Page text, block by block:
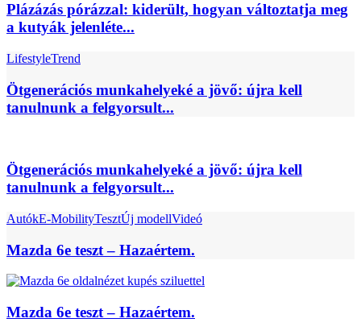
Plázázás pórázzal: kiderült, hogyan változtatja meg
a kutyák jelenléte...
LifestyleTrend
Ötgenerációs munkahelyeké a jövő: újra kell
tanulnunk a felgyorsult...
Ötgenerációs munkahelyeké a jövő: újra kell
tanulnunk a felgyorsult...
AutókE-MobilityTesztÚj modellVideó
Mazda 6e teszt – Hazaértem.
Mazda 6e teszt – Hazaértem.